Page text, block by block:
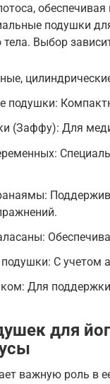
подушки
тела. Выбор
подушки:
(Заффу): Для
С учетом
Для
для
важную роль в